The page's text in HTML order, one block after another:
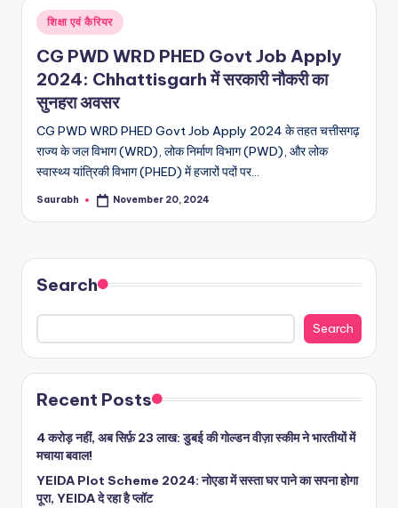
और
विश्व
Posted
in
शिक्षा एवं कैरियर
CG PWD WRD PHED Govt Job Apply
2024: Chhattisgarh में सरकारी नौकरी का
सुनहरा अवसर
CG PWD WRD PHED Govt Job Apply 2024 के तहत चत्तीसगढ़
राज्य के जल विभाग (WRD), लोक निर्माण विभाग (PWD), और लोक
स्वास्थ्य यांत्रिकी विभाग (PHED) में हजारों पदों पर…
Posted
Saurabh November 20, 2024
Search
Search
Recent Posts
4 करोड़ नहीं, अब सिर्फ़ 23 लाख: डुबई की गोल्डन वीज़ा स्कीम ने भारतीयों में
मचाया बवाल!
YEIDA Plot Scheme 2024: नोएडा में सस्ता घर पाने का सपना होगा
पूरा, YEIDA दे रहा है प्लॉट